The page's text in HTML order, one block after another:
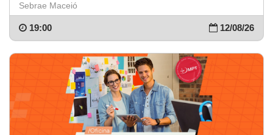
Sebrae Maceió
12/08/26
19:00